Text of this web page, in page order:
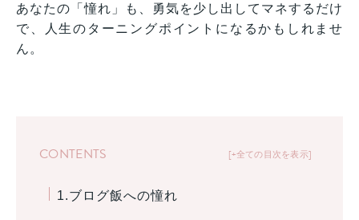
あなたの「憧れ」も、勇気を少し出してマネするだけ
で、人生のターニングポイントになるかもしれませ
ん。
+全ての目次を表示
CONTENTS
1.ブログ飯への憧れ